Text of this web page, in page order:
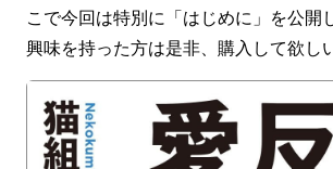
こで今回は特別に「はじめに」を公開
興味を持った方は是非、購入して欲しい